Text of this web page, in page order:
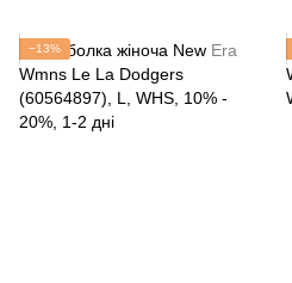
−13%